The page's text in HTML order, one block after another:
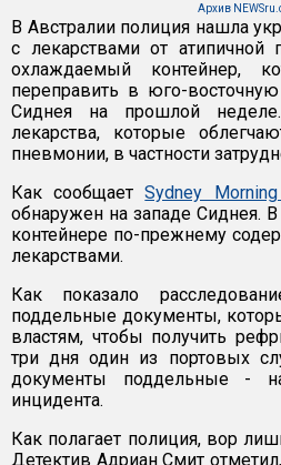
Архив
В Австралии полиция нашла
с лекарствами от атипичной
охлаждаемый контейнер,
переправить в юго-
Сиднея на прошлой
лекарства, которые
пневмонии, в частности
Как сообщаетSydney
обнаружен на западе Сиднея.
контейнере по-прежнему
лекарствами.
Как показало
поддельные документы,
властям, чтобы получить
три дня один из портовых
документы поддельные -
инцидента.
Как полагает полиция, вор
Детектив Адриан Смит